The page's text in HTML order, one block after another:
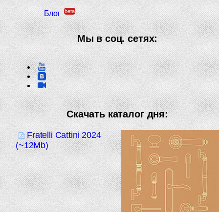
Блог beta
Мы в соц. сетях:
Скачать каталог дня:
Fratelli Cattini 2024
(~12Mb)